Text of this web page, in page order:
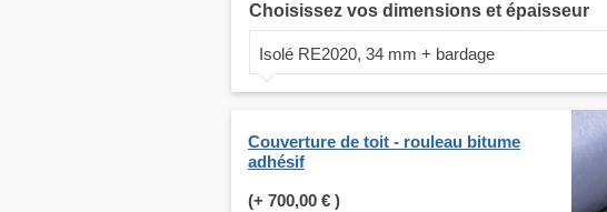
Choisissez vos dimensions et épaisseur
Isolé RE2020, 34 mm + bardage
Couverture de toit - rouleau bitume
adhésif
(+ 700,00 € )